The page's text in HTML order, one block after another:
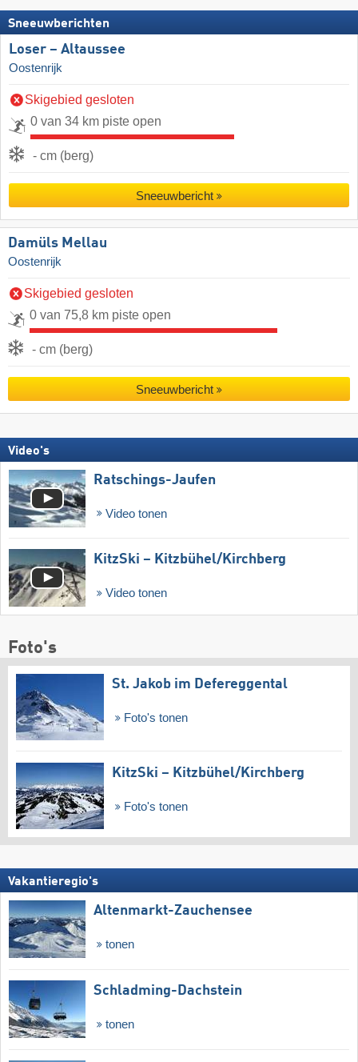
Sneeuwberichten
Loser – Altaussee
Oostenrijk
Skigebied gesloten
0 van 34 km piste open
- cm (berg)
Sneeuwbericht
Damüls Mellau
Oostenrijk
Skigebied gesloten
0 van 75,8 km piste open
- cm (berg)
Sneeuwbericht
Video's
Ratschings-Jaufen
Video tonen
KitzSki – Kitzbühel/​Kirchberg
Video tonen
Foto's
St. Jakob im Defereggental
Foto's tonen
KitzSki – Kitzbühel/​Kirchberg
Foto's tonen
Vakantieregio's
Altenmarkt-Zauchensee
tonen
Schladming-Dachstein
tonen